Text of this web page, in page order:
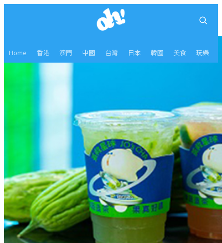
Home 香港 澳門 中國 台灣 日本 韓國 美食 玩樂